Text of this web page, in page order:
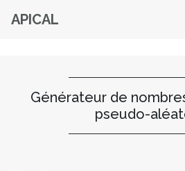
APICAL
Générateur de
pseudo-